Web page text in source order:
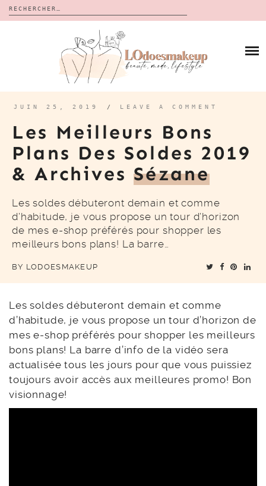
Rechercher :
CALENDRIERS DE L’AVENT
BON PLAN
À PROPOS
CONTACT
JUIN 25, 2019 / LEAVE A COMMENT
Les Meilleurs Bons
Plans Des Soldes 2019
& ArchivesSézane
Les soldes débuteront demain et comme
d’habitude, je vous propose un tour d’horizon
de mes e-shop préférés pour shopper les
meilleurs bons plans! La barre…
BY LODOESMAKEUP
Les soldes débuteront demain et comme
d’habitude, je vous propose un tour d’horizon de
mes e-shop préférés pour shopper les meilleurs
bons plans! La barre d’info de la vidéo sera
actualisée tous les jours pour que vous puissiez
toujours avoir accès aux meilleures promo! Bon
visionnage!